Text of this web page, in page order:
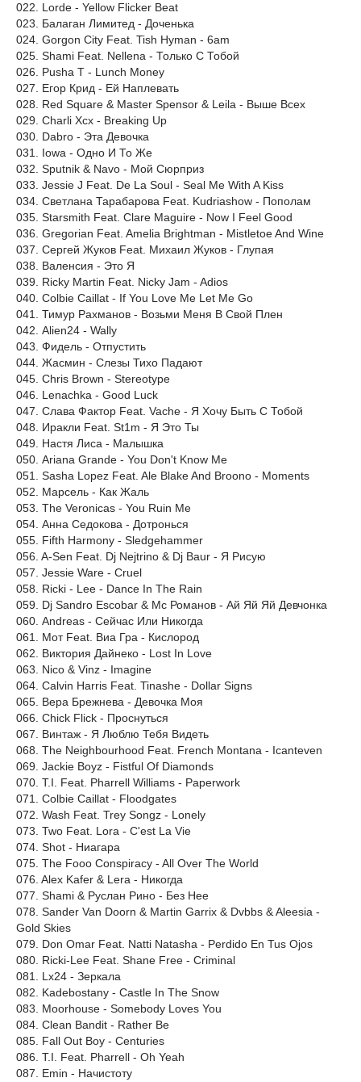
022. Lorde - Yellow Flicker Beat
023. Балаган Лимитед - Доченька
024. Gorgon City Feat. Tish Hyman - 6am
025. Shami Feat. Nellena - Только С Тобой
026. Pusha T - Lunch Money
027. Егор Крид - Ей Наплевать
028. Red Square & Master Spensor & Leila - Выше Всех
029. Charli Xcx - Breaking Up
030. Dabro - Эта Девочка
031. Iowa - Одно И То Же
032. Sputnik & Navo - Мой Сюрприз
033. Jessie J Feat. De La Soul - Seal Me With A Kiss
034. Светлана Тарабарова Feat. Kudriashow - Пополам
035. Starsmith Feat. Clare Maguire - Now I Feel Good
036. Gregorian Feat. Amelia Brightman - Mistletoe And Wine
037. Сергей Жуков Feat. Михаил Жуков - Глупая
038. Валенсия - Это Я
039. Ricky Martin Feat. Nicky Jam - Adios
040. Colbie Caillat - If You Love Me Let Me Go
041. Тимур Рахманов - Возьми Меня В Свой Плен
042. Alien24 - Wally
043. Фидель - Отпустить
044. Жасмин - Слезы Тихо Падают
045. Chris Brown - Stereotype
046. Lenachka - Good Luck
047. Слава Фактор Feat. Vache - Я Хочу Быть С Тобой
048. Иракли Feat. St1m - Я Это Ты
049. Настя Лиса - Малышка
050. Ariana Grande - You Don't Know Me
051. Sasha Lopez Feat. Ale Blake And Broono - Moments
052. Марсель - Как Жаль
053. The Veronicas - You Ruin Me
054. Анна Седокова - Дотронься
055. Fifth Harmony - Sledgehammer
056. A-Sen Feat. Dj Nejtrino & Dj Baur - Я Рисую
057. Jessie Ware - Cruel
058. Ricki - Lee - Dance In The Rain
059. Dj Sandro Escobar & Mc Романов - Ай Яй Яй Девчонка
060. Andreas - Сейчас Или Никогда
061. Мот Feat. Виа Гра - Кислород
062. Виктория Дайнеко - Lost In Love
063. Nico & Vinz - Imagine
064. Calvin Harris Feat. Tinashe - Dollar Signs
065. Вера Брежнева - Девочка Моя
066. Chick Flick - Проснуться
067. Винтаж - Я Люблю Тебя Видеть
068. The Neighbourhood Feat. French Montana - Icanteven
069. Jackie Boyz - Fistful Of Diamonds
070. T.I. Feat. Pharrell Williams - Paperwork
071. Colbie Caillat - Floodgates
072. Wash Feat. Trey Songz - Lonely
073. Two Feat. Lora - C'est La Vie
074. Shot - Ниагара
075. The Fooo Conspiracy - All Over The World
076. Alex Kafer & Lera - Никогда
077. Shami & Руслан Рино - Без Нее
078. Sander Van Doorn & Martin Garrix & Dvbbs & Aleesia -
Gold Skies
079. Don Omar Feat. Natti Natasha - Perdido En Tus Ojos
080. Ricki-Lee Feat. Shane Free - Criminal
081. Lx24 - Зеркала
082. Kadebostany - Castle In The Snow
083. Moorhouse - Somebody Loves You
084. Clean Bandit - Rather Be
085. Fall Out Boy - Centuries
086. T.I. Feat. Pharrell - Oh Yeah
087. Emin - Начистоту